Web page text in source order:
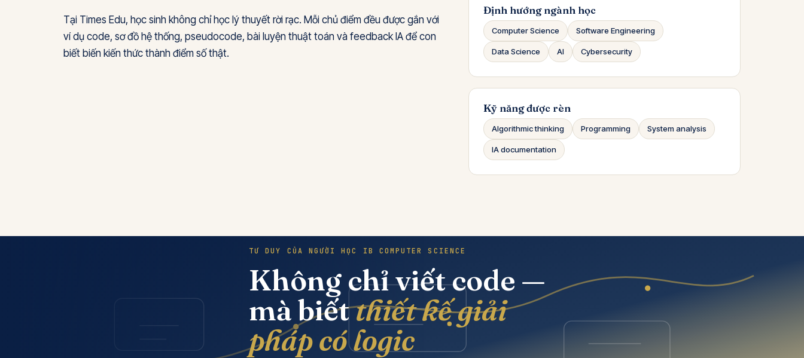
Tại Times Edu, học sinh không chỉ học lý thuyết rời rạc. Mỗi chủ điểm đều được gắn với
ví dụ code, sơ đồ hệ thống, pseudocode, bài luyện thuật toán và feedback IA để con
biết biến kiến thức thành điểm số thật.
Định hướng ngành học
Computer Science Software Engineering
Data Science AI Cybersecurity
Kỹ năng được rèn
Algorithmic thinking Programming System analysis
IA documentation
TƯ DUY CỦA NGƯỜI HỌC IB COMPUTER SCIENCE
Không chỉ viết code —
mà biếtthiết kế giải
pháp có logic